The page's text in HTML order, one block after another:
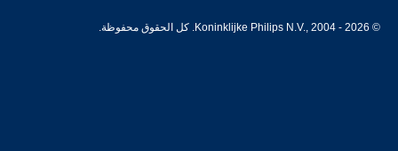
© Koninklijke Philips N.V., 2004 - 2026. كل الحقوق محفوظة.